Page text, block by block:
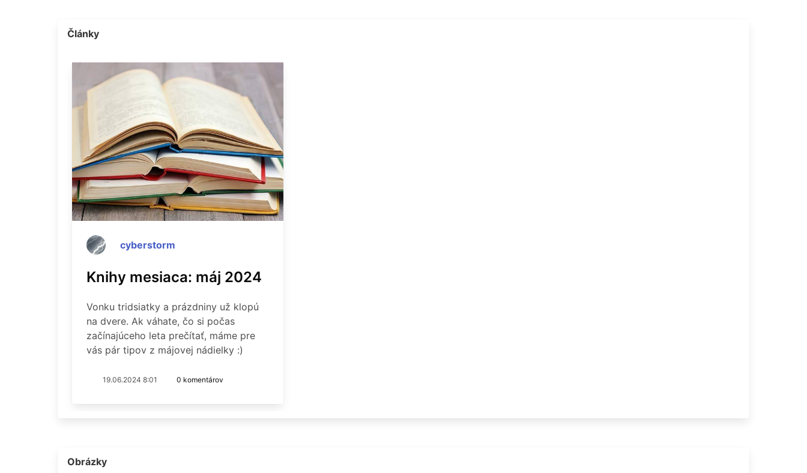
Články
cyberstorm
Knihy mesiaca: máj 2024
Vonku tridsiatky a prázdniny už klopú
na dvere. Ak váhate, čo si počas
začínajúceho leta prečítať, máme pre
vás pár tipov z májovej nádielky :)
19.06.2024 8:01 0 komentárov
Obrázky